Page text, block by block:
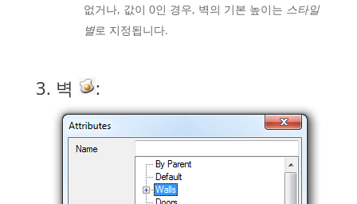
없거나, 값이 0인 경우, 벽의 기본 높이는 스타일
별로 지정됩니다.
3. 벽 :